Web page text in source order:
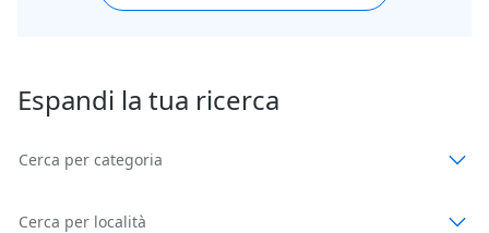
Espandi la tua ricerca
Cerca per categoria
Cerca per località